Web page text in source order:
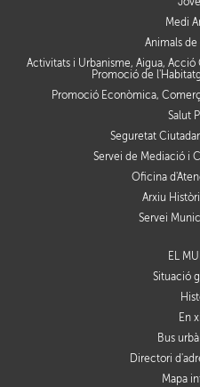
Medi
Animals
Activitats i Urbanisme, Aigua,
Promoció de
Promoció Econòmica,
Salut
Seguretat
Servei de Mediació i
Oficina
Arxiu
Servei
EL
Situació
En
Bus
Directori
Mapa